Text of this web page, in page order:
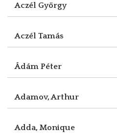
Aczél György
Aczél Tamás
Ádám Péter
Adamov, Arthur
Adda, Monique